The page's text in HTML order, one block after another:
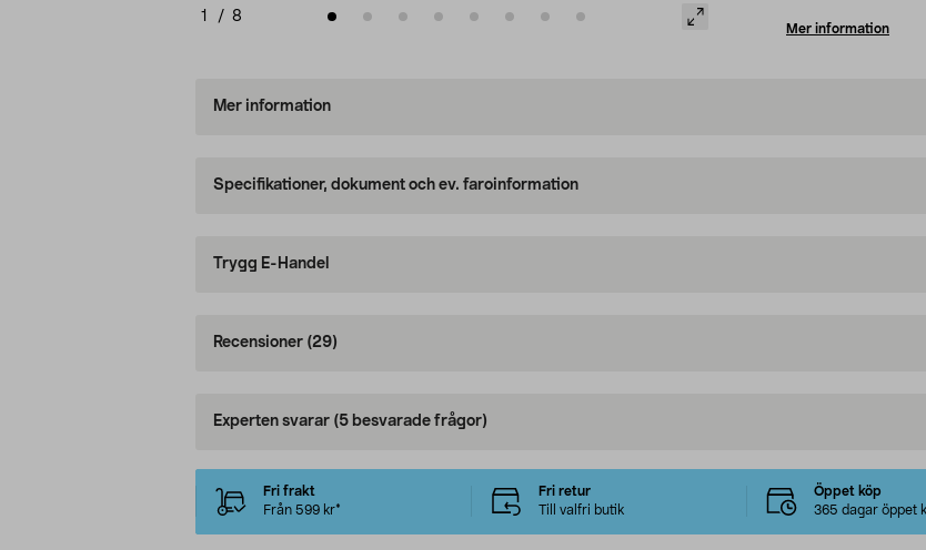
1 / 8
Mer information
Mer information
Specifikationer, dokument och ev. faroinformation
Trygg E-Handel
Recensioner (29)
Experten svarar (5 besvarade frågor)
Fri frakt
Från 599 kr*
Fri retur
Till valfri butik
Öppet köp
365 dagar öppet